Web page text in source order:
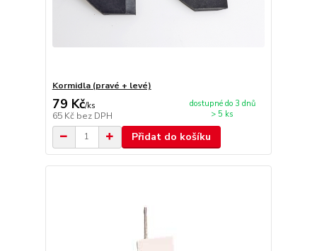
Kormidla (pravé + levé)
79 Kč/ks
65 Kč bez DPH
dostupné do 3 dnů
> 5 ks
Přidat do košíku